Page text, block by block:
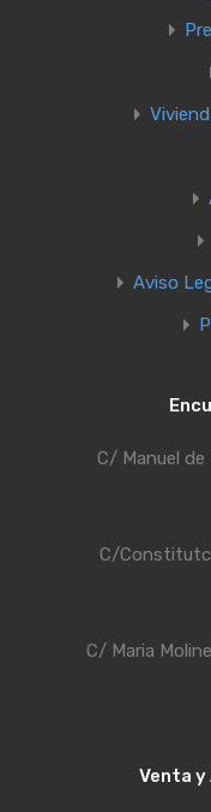
Aviso
C/ Manuel de
C/
C/ Maria
Venta y